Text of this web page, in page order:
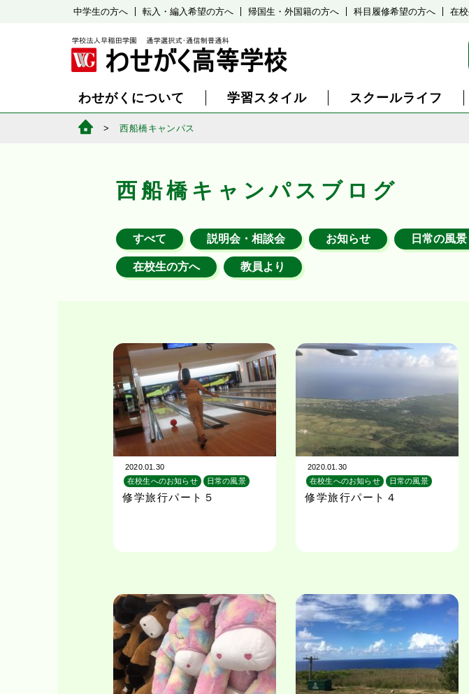
中学生の方へ 転入・編入希望の方へ 帰国生・外国籍の方へ 科目履修希望の方へ 在
わせがくについて 学習スタイル スクールライフ
西船橋キャンパス
西船橋キャンパスブログ
すべて 説明会・相談会 お知らせ 日常の風景
在校生の方へ 教員より
2020.01.30
在校生へのお知らせ
日常の風景
校外学習
旅行
修学旅行パート５
2020.01.30
在校生へのお知らせ
日常の風景
校外学習
旅行
修学旅行パート４